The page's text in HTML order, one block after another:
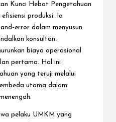
Kunci Hebat Pengetahuan
produksi. Ia
error dalam menyusun
konsultan.
biaya operasional
pertama. Hal ini
yang teruji melalui
utama dalam
pelaku UMKM yang